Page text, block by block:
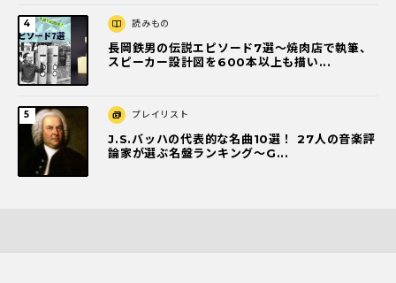
読みもの
長岡鉄男の伝説エピソード7選〜焼肉店で執筆、
スピーカー設計図を600本以上も描い...
プレイリスト
J.S.バッハの代表的な名曲10選！ 27人の音楽評
論家が選ぶ名盤ランキング〜G...